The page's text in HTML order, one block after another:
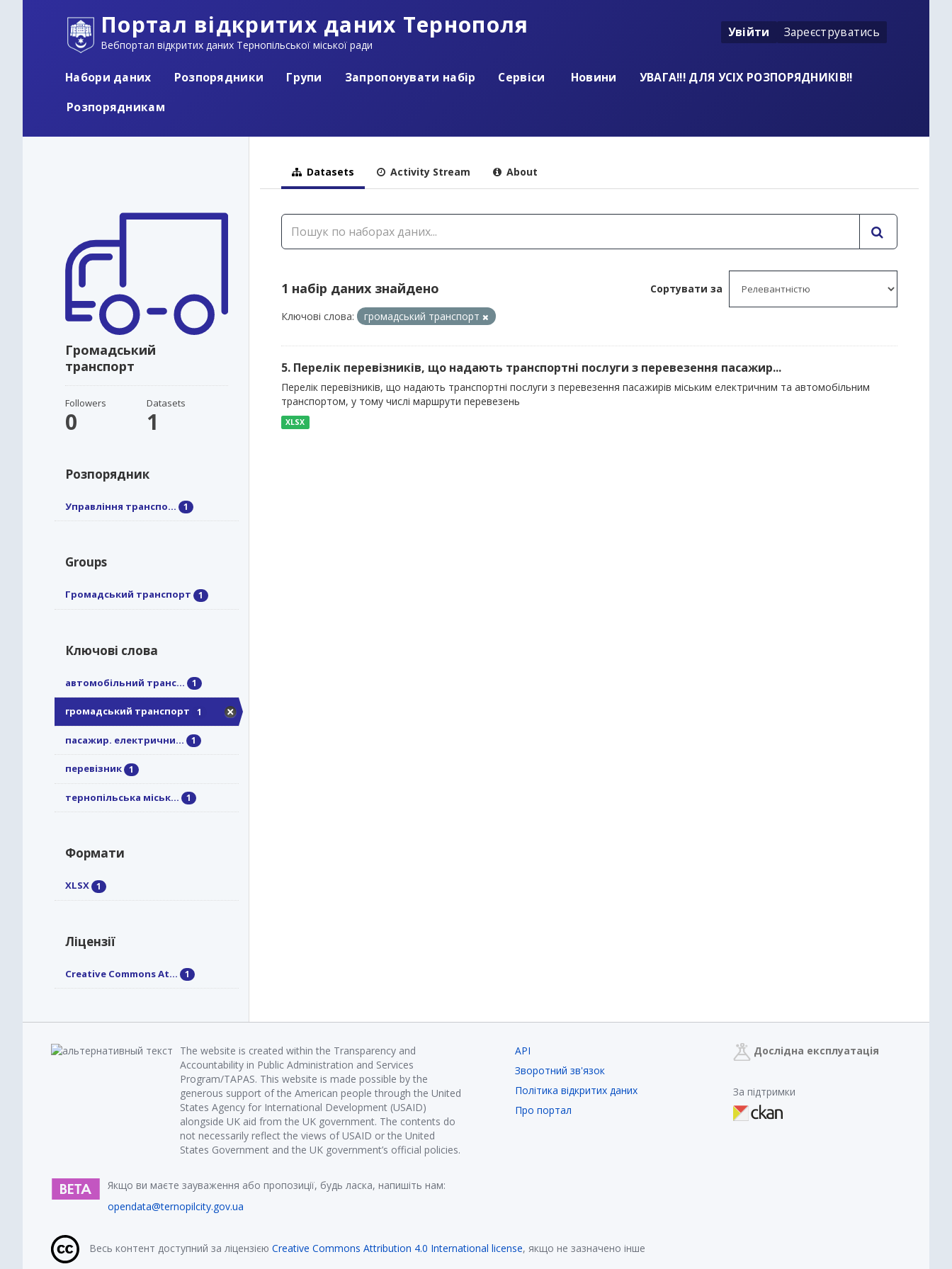
Портал відкритих даних Тернополя
Вебпортал відкритих даних Тернопільської міської ради
Увійти Зареєструватись
Набори даних Розпорядники Групи Запропонувати набір Сервіси Новини
УВАГА!!! ДЛЯ УСІХ РОЗПОРЯДНИКІВ!!
Розпорядникам
Громадський
транспорт
Followers
0
Datasets
1
Розпорядник
Управління транспо... 1
Groups
Громадський транспорт 1
Ключові слова
автомобільний транс... 1
громадський транспорт 1
пасажир. електрични... 1
перевізник 1
тернопільська міськ... 1
Формати
XLSX 1
Ліцензії
Creative Commons At... 1
Datasets Activity Stream About
Сортувати за
1 набір даних знайдено
Ключові слова: громадський транспорт
5. Перелік перевізників, що надають транспортні послуги з перевезення пасажир...
Перелік перевізників, що надають транспортні послуги з перевезення пасажирів міським електричним та автомобільним
транспортом, у тому числі маршрути перевезень
XLSX
The website is created within the Transparency and
Accountability in Public Administration and Services
Program/TAPAS. This website is made possible by the
generous support of the American people through the United
States Agency for International Development (USAID)
alongside UK aid from the UK government. The contents do
not necessarily reflect the views of USAID or the United
States Government and the UK government’s official policies.
Якщо ви маєте зауваження або пропозиції, будь ласка, напишіть нам:
opendata@ternopilcity.gov.ua
API
Зворотний зв'язок
Політика відкритих даних
Про портал
Дослідна експлуатація
За підтримки
Весь контент доступний за ліцензією Creative Commons Attribution 4.0 International license, якщо не зазначено інше